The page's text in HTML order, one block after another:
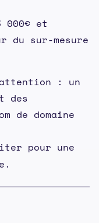
et
du sur-mesure
: un
des
de domaine
pour une